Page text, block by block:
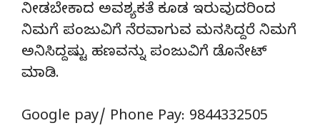
ನೀಡಬೇಕಾದ ಅವಶ್ಯಕತೆ ಕೂಡ ಇರುವುದರಿಂದ
ನಿಮಗೆ ಪಂಜುವಿಗೆ ನೆರವಾಗುವ ಮನಸಿದ್ದರೆ ನಿಮಗೆ
ಅನಿಸಿದ್ದಷ್ಟು ಹಣವನ್ನು ಪಂಜುವಿಗೆ ಡೊನೇಟ್‌
ಮಾಡಿ.
Google pay/ Phone Pay: 9844332505